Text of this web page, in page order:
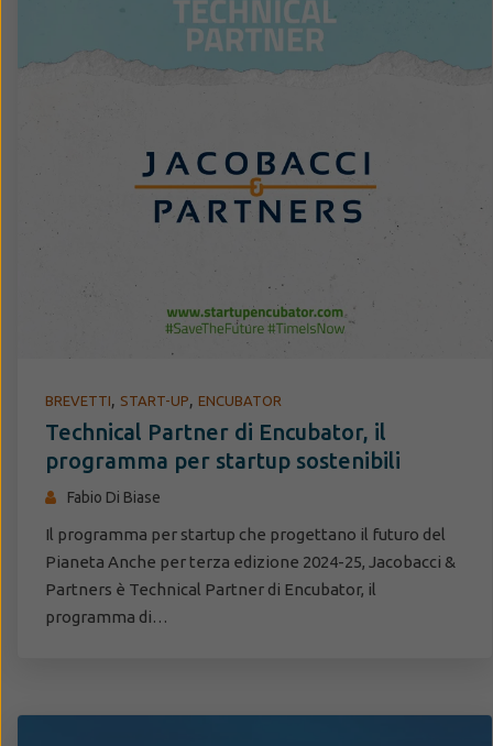
BREVETTI, START-UP, ENCUBATOR
Technical Partner di Encubator, il
programma per startup sostenibili
Fabio Di Biase
Il programma per startup che progettano il futuro del
Pianeta Anche per terza edizione 2024-25, Jacobacci &
Partners è Technical Partner di Encubator, il
programma di…